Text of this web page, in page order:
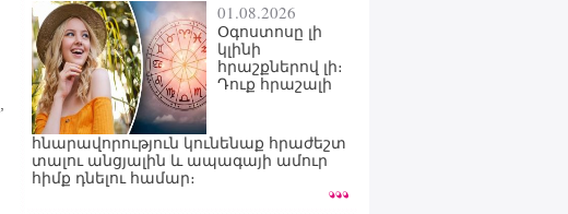
01.08.2026
Օգոստոսը լի
կլինի
հրաշքներով լի։
Դուք հրաշալի
հնարավորություն կունենաք հրաժեշտ
տալու անցյալին և ապագայի ամուր
հիմք դնելու համար։